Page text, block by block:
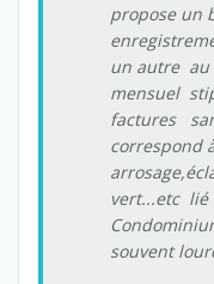
propose un
un autre au
mensuel
factures
correspond
vert...etc lié
souvent